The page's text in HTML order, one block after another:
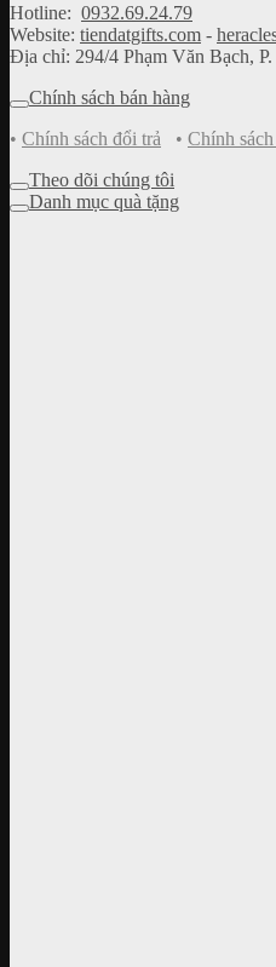
Hotline: 0932.69.24.79
Website: tiendatgifts.com -
Địa chỉ: 294/4 Phạm Văn Bạch,
Chính sách bán hàng
• Chính sách đổi trả • Chính
Theo dõi chúng tôi
Danh mục quà tặng